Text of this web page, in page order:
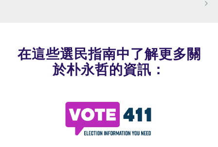
在這些選民指南中了解更多關
於朴永哲的資訊：